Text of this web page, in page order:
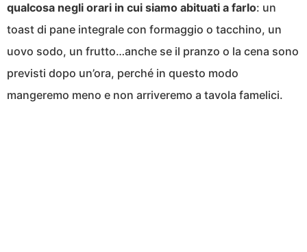
qualcosa negli orari in cui siamo abituati a farlo: un
toast di pane integrale con formaggio o tacchino, un
uovo sodo, un frutto…anche se il pranzo o la cena sono
previsti dopo un’ora, perché in questo modo
mangeremo meno e non arriveremo a tavola famelici.